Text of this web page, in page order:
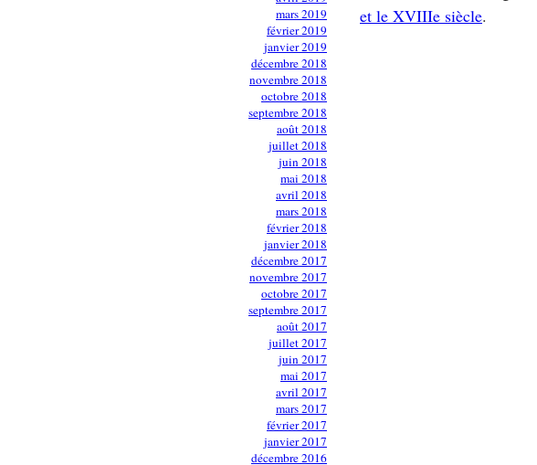
mars 2019
février 2019
janvier 2019
décembre 2018
novembre 2018
octobre 2018
septembre 2018
août 2018
juillet 2018
juin 2018
mai 2018
avril 2018
mars 2018
février 2018
janvier 2018
décembre 2017
novembre 2017
octobre 2017
septembre 2017
août 2017
juillet 2017
juin 2017
mai 2017
avril 2017
mars 2017
février 2017
janvier 2017
décembre 2016
et le XVIIIe siècle.